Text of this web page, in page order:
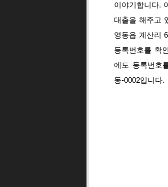
이야기합니다.
대출을 해주고
영동읍 계산리
등록번호를 확
에도 등록번호
동-0002입니다.